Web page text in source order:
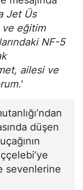
Jet Üs
ve eğitim
NF-5
ailesi ve
'
düşen
sevenlerine